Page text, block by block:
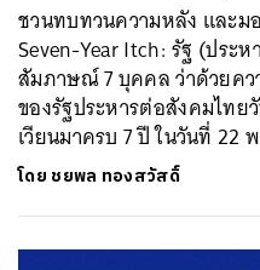
ชวนทบทวนความหลัง และม
Seven-Year Itch: รัฐ (ประ
สัมภาษณ์ 7 บุคคล ว่าด้วยค
ของรัฐประหารต่อสังคมไทย
เวียนมาครบ 7 ปี ในวันที่ 22
โดย ชยพล ทองสวัสดิ์